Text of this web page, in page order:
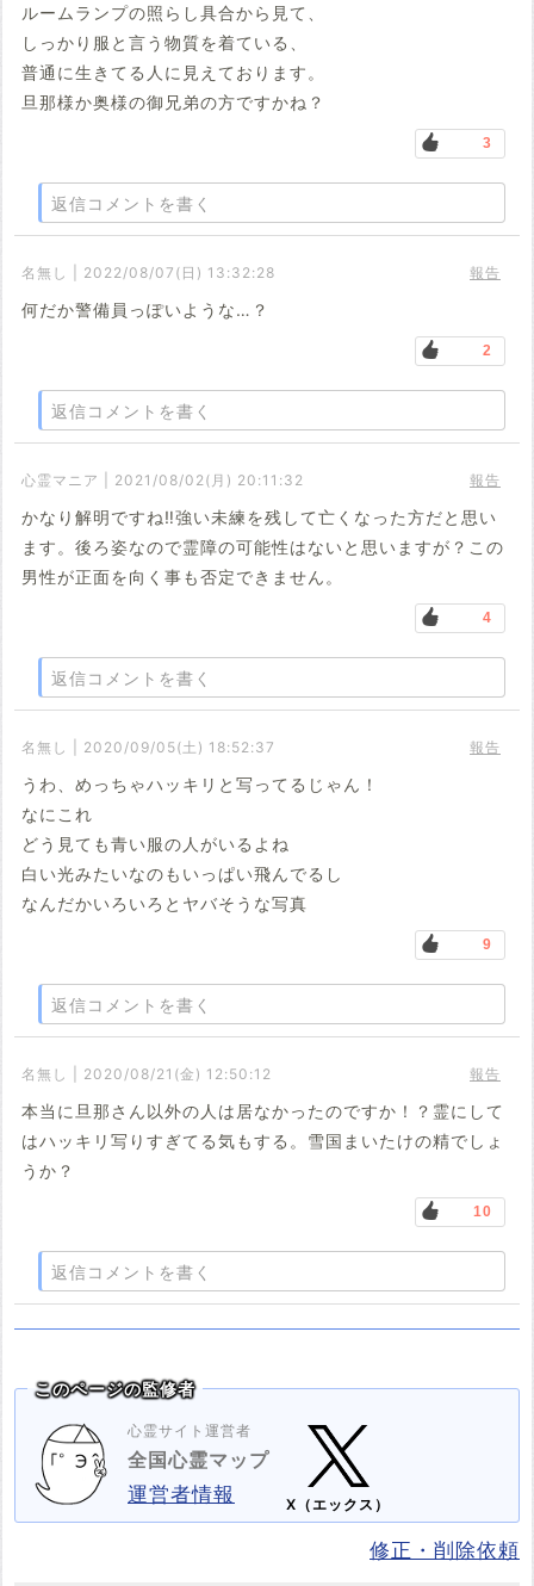
ルームランプの照らし具合から見て、
しっかり服と言う物質を着ている、
普通に生きてる人に見えております。
旦那様か奥様の御兄弟の方ですかね？
3
返信コメントを書く
名無し | 2022/08/07(日) 13:32:28 報告
何だか警備員っぽいような…？
2
返信コメントを書く
心霊マニア | 2021/08/02(月) 20:11:32 報告
かなり解明ですね‼️強い未練を残して亡くなった方だと思い
ます。後ろ姿なので霊障の可能性はないと思いますが？この
男性が正面を向く事も否定できません。
4
返信コメントを書く
名無し | 2020/09/05(土) 18:52:37 報告
うわ、めっちゃハッキリと写ってるじゃん！
なにこれ
どう見ても青い服の人がいるよね
白い光みたいなのもいっぱい飛んでるし
なんだかいろいろとヤバそうな写真
9
返信コメントを書く
名無し | 2020/08/21(金) 12:50:12 報告
本当に旦那さん以外の人は居なかったのですか！？霊にして
はハッキリ写りすぎてる気もする。雪国まいたけの精でしょ
うか？
10
返信コメントを書く
このページの監修者
心霊サイト運営者
全国心霊マップ
運営者情報
X（エックス）
修正・削除依頼